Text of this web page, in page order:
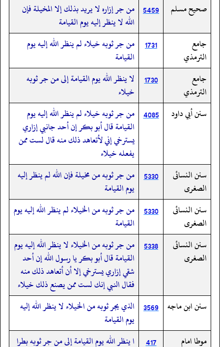
صحيح مسلم
5459 من جر إزاره لا يريد بذلك إلا المخيلة فإن
الله لا ينظر إليه يوم القيامة
جامع
الترمذي
1731
من جر ثوبه خيلاء لم ينظر الله إليه يوم
القيامة
جامع
الترمذي
1730
لا ينظر الله يوم القيامة إلى من جر ثوبه
خيلاء
سنن أبي داود
4085 من جر ثوبه خيلاء لم ينظر الله إليه يوم
القيامة قال أبو بكر إن أحد جانبي إزاري
يسترخي إني لأتعاهد ذلك منه قال لست ممن
يفعله خيلاء
سنن النسائى
الصغرى
5330 من جر ثوبه من مخيلة فإن الله لم ينظر إليه
يوم القيامة
سنن النسائى
الصغرى
5330 من جر ثوبه من الخيلاء لم ينظر الله إليه يوم
القيامة
سنن النسائى
الصغرى
5338 من جر ثوبه من الخيلاء لا ينظر الله إليه يوم
القيامة قال أبو بكر يا رسول الله إن أحد
شقي إزاري يسترخي إلا أن أتعاهد ذلك منه
فقال النبي إنك لست ممن يصنع ذلك خيلاء
سنن ابن ماجه 3569 الذي يجر ثوبه من الخيلاء لا ينظر الله إليه
يوم القيامة
موطا امام
417 ا ينظر الله يوم القيامة إلى من جر ثوبه بطرا